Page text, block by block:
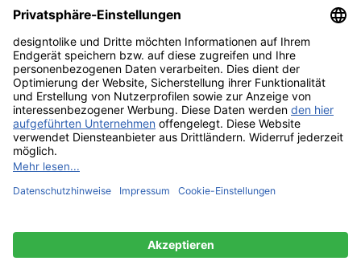
Information und Impressum
Zahlung & Versand
Impressum AGB
und ggf. Nachnahmegebühren, wenn nicht anders angegeben.